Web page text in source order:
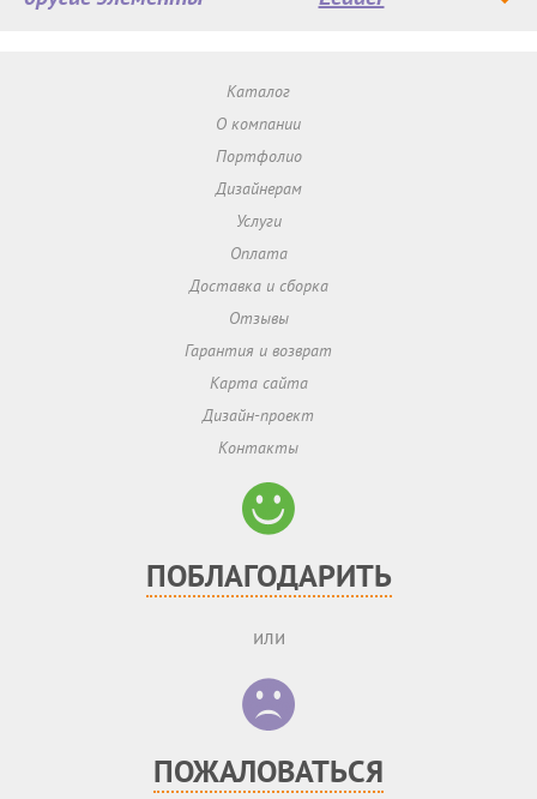
Каталог
О компании
Портфолио
Дизайнерам
Услуги
Оплата
Доставка и сборка
Отзывы
Гарантия и возврат
Карта сайта
Дизайн-проект
Контакты
ПОБЛАГОДАРИТЬ
или
ПОЖАЛОВАТЬСЯ